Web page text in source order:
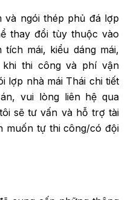
và ngói thép phủ đá lợp
thay đổi tùy thuộc vào
tích mái, kiểu dáng mái,
thi công và phí vận
lợp nhà mái Thái chi tiết
vui lòng liên hệ qua
sẽ tư vấn và hỗ trợ tài
muốn tự thi công/có đội